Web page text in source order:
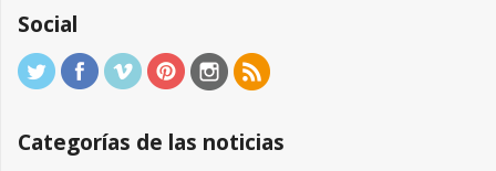
Social
Categorías de las noticias